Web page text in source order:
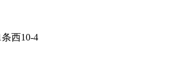
西10-4